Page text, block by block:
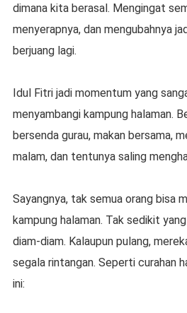
dimana kita berasal. Mengingat
menyerapnya, dan mengubahnya
berjuang lagi.
Idul Fitri jadi momentum yang
menyambangi kampung halaman.
bersenda gurau, makan bersama,
malam, dan tentunya saling
Sayangnya, tak semua orang bisa
kampung halaman. Tak sedikit
diam-diam. Kalaupun pulang,
segala rintangan. Seperti curahan
ini: